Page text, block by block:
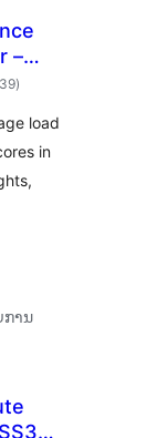
–
ຄະແນນ
ທັງໝົດ
)
load
in
ການ